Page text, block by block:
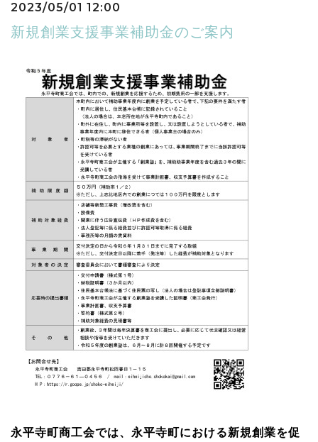
2023/05/01 12:00
新規創業支援事業補助金のご案内
永平寺町商工会では、永平寺町における新規創業を促